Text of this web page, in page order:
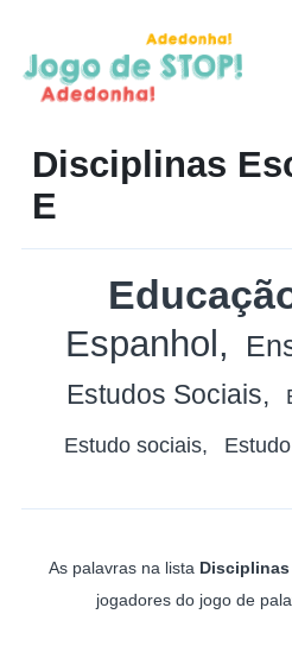
Disciplinas
E
Espanhol
Estudos Sociais
Estudo sociais
As palavras na lista Disciplinas
jogadores do jogo de